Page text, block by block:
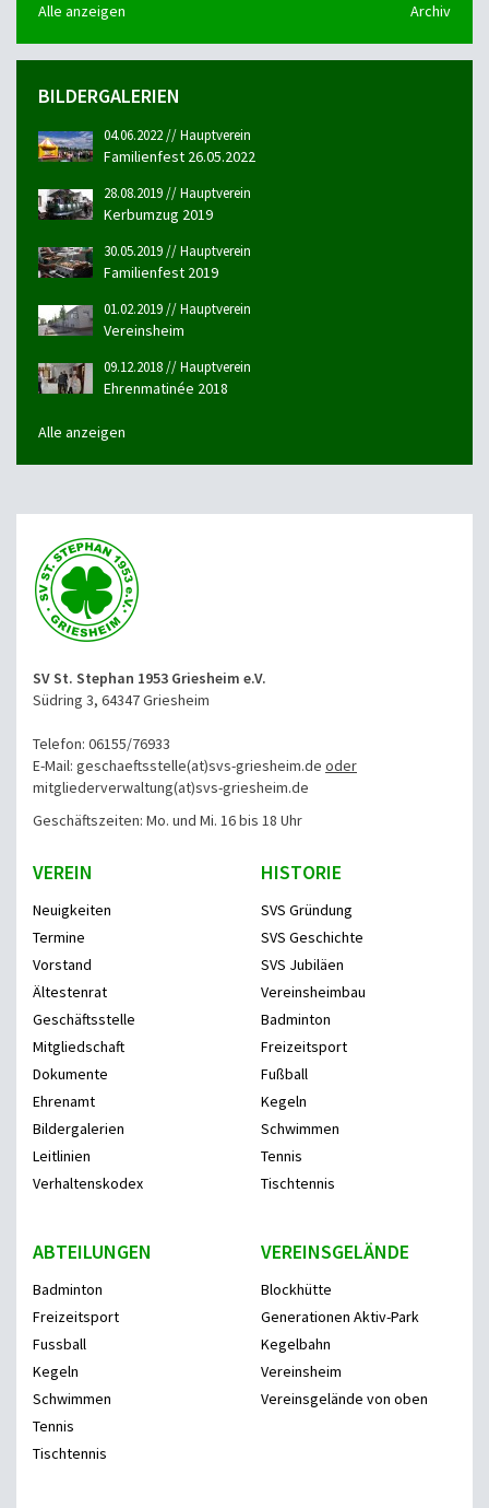
Alle anzeigen Archiv
BILDERGALERIEN
04.06.2022 // Hauptverein
Familienfest 26.05.2022
28.08.2019 // Hauptverein
Kerbumzug 2019
30.05.2019 // Hauptverein
Familienfest 2019
01.02.2019 // Hauptverein
Vereinsheim
09.12.2018 // Hauptverein
Ehrenmatinée 2018
Alle anzeigen
SV St. Stephan 1953 Griesheim e.V.
Südring 3, 64347 Griesheim
Telefon: 06155/76933
E-Mail: geschaeftsstelle(at)svs-griesheim.de oder
mitgliederverwaltung(at)svs-griesheim.de
Geschäftszeiten: Mo. und Mi. 16 bis 18 Uhr
VEREIN
Neuigkeiten
Termine
Vorstand
Ältestenrat
Geschäftsstelle
Mitgliedschaft
Dokumente
Ehrenamt
Bildergalerien
Leitlinien
Verhaltenskodex
HISTORIE
SVS Gründung
SVS Geschichte
SVS Jubiläen
Vereinsheimbau
Badminton
Freizeitsport
Fußball
Kegeln
Schwimmen
Tennis
Tischtennis
ABTEILUNGEN
Badminton
Freizeitsport
Fussball
Kegeln
Schwimmen
Tennis
Tischtennis
VEREINSGELÄNDE
Blockhütte
Generationen Aktiv-Park
Kegelbahn
Vereinsheim
Vereinsgelände von oben